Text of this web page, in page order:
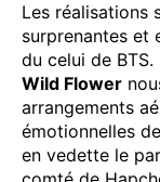
Les réalisations
surprenantes et
du celui de BTS.
Wild Flower
arrangements
émotionnelles
en vedette le